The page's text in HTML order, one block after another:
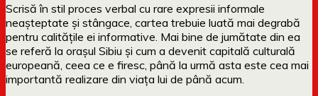
Scrisă în stil proces verbal cu rare expresii informale
neașteptate și stângace, cartea trebuie luată mai degrabă
pentru calitățile ei informative. Mai bine de jumătate din ea
se referă la orașul Sibiu și cum a devenit capitală culturală
europeană, ceea ce e firesc, până la urmă asta este cea mai
importantă realizare din viața lui de până acum.